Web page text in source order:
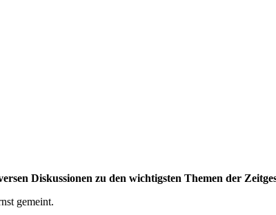
Diskussionen zu den wichtigsten Themen der
gemeint.